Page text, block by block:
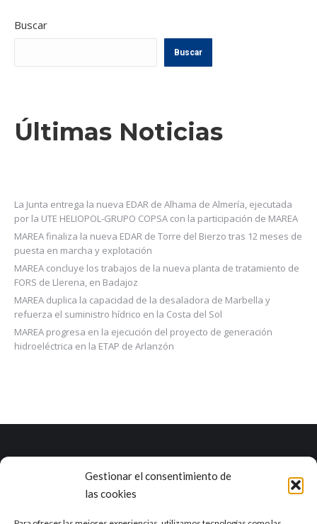
Gestionar el consentimiento de
las cookies
Buscar
Buscar
Últimas Noticias
La Junta entrega la nueva EDAR de Alhama de Almería, ejecutada
por la UTE HELIOPOL-GRUPO COPSA con la participación de MAREA
MAREA finaliza la nueva EDAR de Torre del Bierzo tras 12 meses de
puesta en marcha y explotación
MAREA concluye los trabajos de la nueva planta de tratamiento de
FORS de Llerena, en Badajoz
MAREA duplica la capacidad de la desaladora de Marbella y
refuerza el suministro hídrico en la Costa del Sol
MAREA progresa en la ejecución del proyecto de generación
hidroeléctrica en la ETAP de Arlanzón
Marea es una empresa con una dilatada experiencia en el ciclo
integral del agua y otros campos como la industria, la agricultura, el
sector alimentario o la minería.